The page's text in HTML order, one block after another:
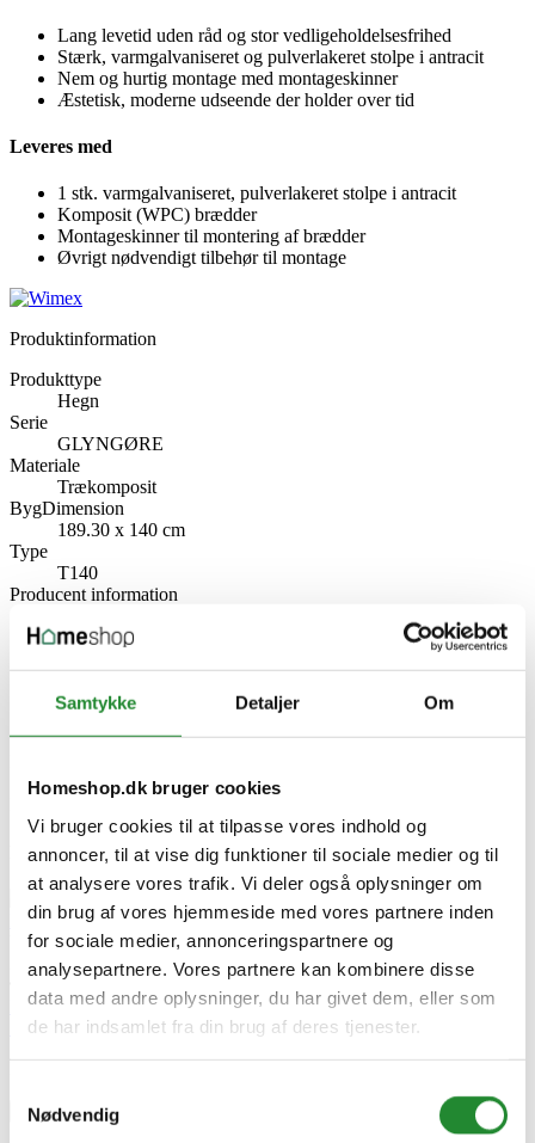
Samtykke Detaljer Om
Homeshop.dk bruger cookies
Vi bruger cookies til at tilpasse vores indhold og
annoncer, til at vise dig funktioner til sociale medier og til
at analysere vores trafik. Vi deler også oplysninger om
din brug af vores hjemmeside med vores partnere inden
for sociale medier, annonceringspartnere og
analysepartnere. Vores partnere kan kombinere disse
data med andre oplysninger, du har givet dem, eller som
de har indsamlet fra din brug af deres tjenester.
Nødvendig
Lang levetid uden råd og stor vedligeholdelsesfrihed
Stærk, varmgalvaniseret og pulverlakeret stolpe i antracit
Nem og hurtig montage med montageskinner
Æstetisk, moderne udseende der holder over tid
Leveres med
1 stk. varmgalvaniseret, pulverlakeret stolpe i antracit
Komposit (WPC) brædder
Montageskinner til montering af brædder
Øvrigt nødvendigt tilbehør til montage
Produktinformation
Produkttype
Hegn
Serie
GLYNGØRE
Materiale
Trækomposit
BygDimension
189.30 x 140 cm
Type
T140
Producent information
Strandvejen 16, 7800 Skive
9978000037
Relaterede artikler
Hegn – Holdbart, Stilfuldt & Vedligeholdelsesfrit!
Udgivet i:Haven,Guide haven
2025-02-17
442 visninger
Kunne lide
Læs mere
Skriv produktanmeldelse